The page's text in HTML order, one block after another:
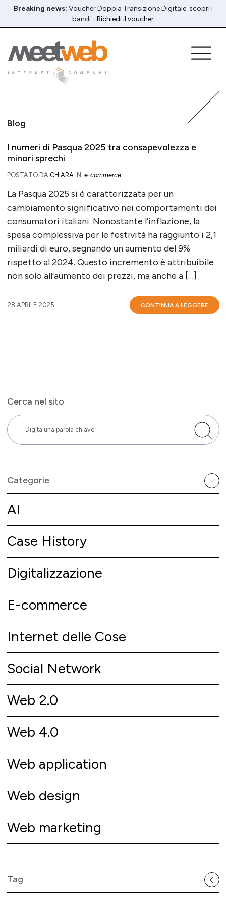
Breaking news: Voucher Doppia Transizione Digitale: scopri i
bandi - Richiedi il voucher
Cerca nel sito
Categorie
AI
Case History
Digitalizzazione
E-commerce
Internet delle Cose
Social Network
Web 2.0
Web 4.0
Web application
Web design
Web marketing
Tag
Blog
I numeri di Pasqua 2025 tra consapevolezza e
minori sprechi
POSTATO DA CHIARAIN: e-commerce
La Pasqua 2025 si è caratterizzata per un
cambiamento significativo nei comportamenti dei
consumatori italiani. Nonostante l’inflazione, la
spesa complessiva per le festività ha raggiunto i 2,1
miliardi di euro, segnando un aumento del 9%
rispetto al 2024. Questo incremento è attribuibile
non solo all’aumento dei prezzi, ma anche a […]
28 APRILE 2025 CONTINUA A LEGGERE